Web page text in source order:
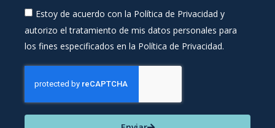
Estoy de acuerdo con la Política de Privacidad y
autorizo el tratamiento de mis datos personales para
los fines especificados en la Política de Privacidad.